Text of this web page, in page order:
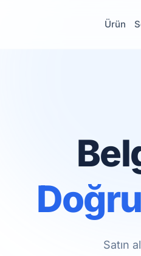
Ürün
Satın